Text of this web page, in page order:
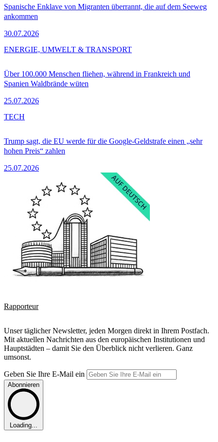
Spanische Enklave von Migranten überrannt, die auf dem Seeweg
ankommen
30.07.2026
Über 100.000 Menschen fliehen, während in Frankreich und
Spanien Waldbrände wüten
25.07.2026
ENERGIE, UMWELT & TRANSPORT
Trump sagt, die EU werde für die Google-Geldstrafe einen „sehr
hohen Preis“ zahlen
25.07.2026
TECH
Rapporteur
Unser täglicher Newsletter, jeden Morgen direkt in Ihrem Postfach.
Mit aktuellen Nachrichten aus den europäischen Institutionen und
Hauptstädten – damit Sie den Überblick nicht verlieren. Ganz
umsonst.
Geben Sie Ihre E-Mail ein
Abonnieren
Loading...